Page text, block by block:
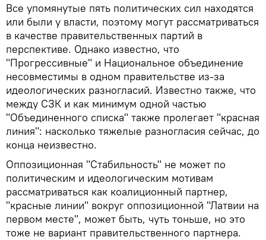
Все упомянутые пять политических сил находятся
или были у власти, поэтому могут рассматриваться
в качестве правительственных партий в
перспективе. Однако известно, что
"Прогрессивные" и Национальное объединение
несовместимы в одном правительстве из-за
идеологических разногласий. Известно также, что
между СЗК и как минимум одной частью
"Объединенного списка" также пролегает "красная
линия": насколько тяжелые разногласия сейчас, до
конца неизвестно.
Оппозиционная "Стабильность" не может по
политическим и идеологическим мотивам
рассматриваться как коалиционный партнер,
"красные линии" вокруг оппозиционной "Латвии на
первом месте", может быть, чуть тоньше, но это
тоже не вариант правительственного партнера.